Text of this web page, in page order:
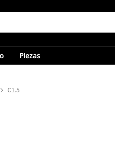
Piezas
C1.5